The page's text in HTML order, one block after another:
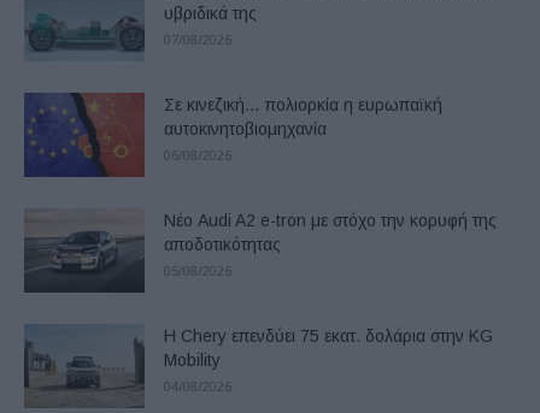
υβριδικά της
07/08/2026
Σε κινεζική… πολιορκία η ευρωπαϊκή
αυτοκινητοβιομηχανία
06/08/2026
Νέο Audi A2 e-tron με στόχο την κορυφή της
αποδοτικότητας
05/08/2026
Η Chery επενδύει 75 εκατ. δολάρια στην KG
Mobility
04/08/2026